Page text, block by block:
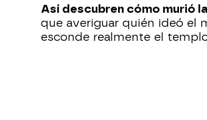
Así descubren cómo murió
que averiguar quién ideó el
esconde realmente el